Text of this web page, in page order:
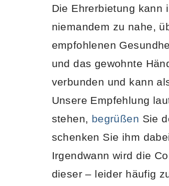
Die Ehrerbietung kann
niemandem zu nahe,
empfohlenen
und das gewohnte
verbunden und kann
Unsere Empfehlung
stehen, begrüßen Sie
schenken Sie ihm
Irgendwann wird die
dieser – leider häufig